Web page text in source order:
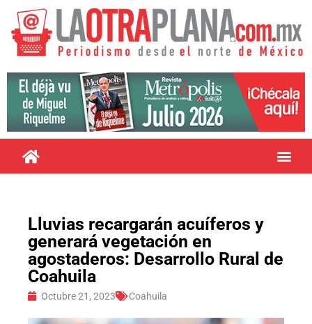
Lluvias recargarán acuíferos y
generará vegetación en
agostaderos: Desarrollo Rural de
Coahuila
Octubre 21, 2023 Coahuila